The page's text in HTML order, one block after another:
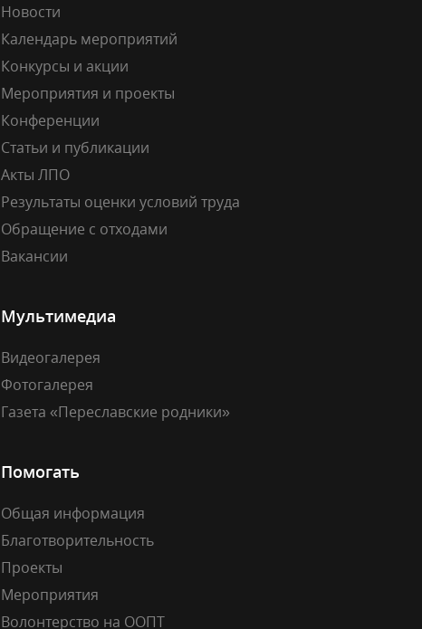
Новости
Календарь мероприятий
Конкурсы и акции
Мероприятия и проекты
Конференции
Статьи и публикации
Акты ЛПО
Результаты оценки условий труда
Обращение с отходами
Вакансии
Мультимедиа
Видеогалерея
Фотогалерея
Газета «Переславские родники»
Помогать
Общая информация
Благотворительность
Проекты
Мероприятия
Волонтерство на ООПТ